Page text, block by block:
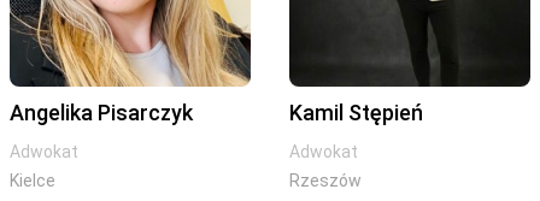
Angelika Pisarczyk
Adwokat
Kielce
Kamil Stępień
Adwokat
Rzeszów